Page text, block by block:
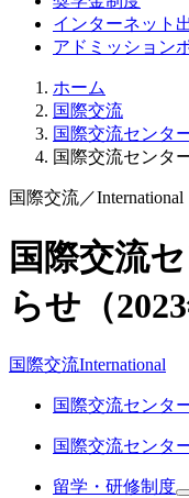
インターネット
アドミッション
ホーム
国際交流
国際交流センタ
国際交流センタ
国際交流／International
国際交流
らせ（
国際交流International
国際交流センタ
国際交流センタ
留学・研修制度